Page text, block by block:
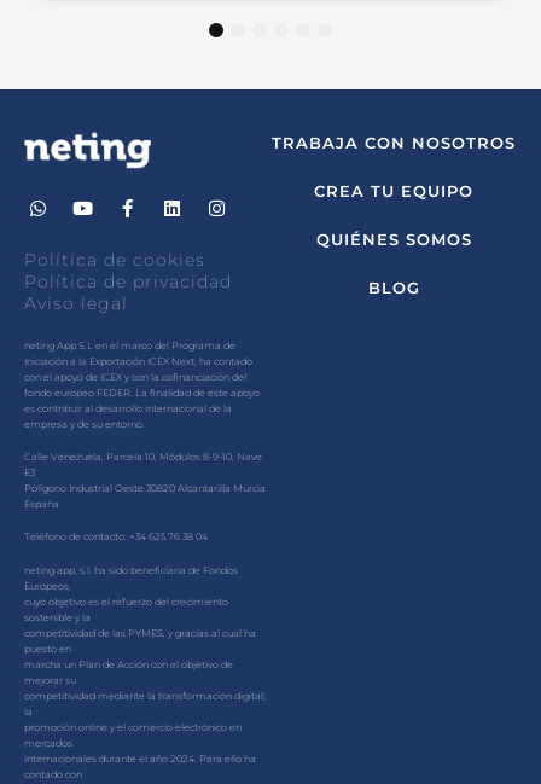
4
Política de cookies
Política de privacidad
Aviso legal
neting App S.L en el marco del Programa de
Iniciación a la Exportación ICEX Next, ha contado
con el apoyo de ICEX y con la cofinanciación del
fondo europeo FEDER. La finalidad de este apoyo
es contribuir al desarrollo internacional de la
empresa y de su entorno.
Calle Venezuela, Parcela 10, Módulos 8-9-10, Nave
E3
Polígono Industrial Oeste 30820 Alcantarilla Murcia
España
Teléfono de contacto: +34 625 76 38 04
neting app, s.l. ha sido beneficiaria de Fondos
Europeos,
cuyo objetivo es el refuerzo del crecimiento
sostenible y la
competitividad de las PYMES, y gracias al cual ha
puesto en
marcha un Plan de Acción con el objetivo de
mejorar su
competitividad mediante la transformación digital,
la
promoción online y el comercio electrónico en
mercados
internacionales durante el año 2024. Para ello ha
contado con
TRABAJA CON NOSOTROS
CREA TU EQUIPO
QUIÉNES SOMOS
BLOG